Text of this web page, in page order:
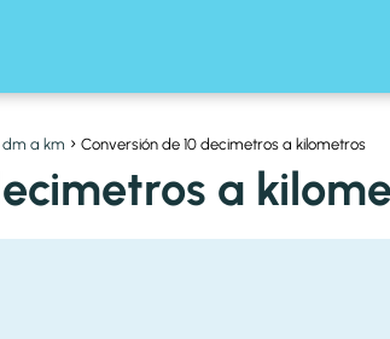
a km Conversión de 10 decimetros a kilometros
a